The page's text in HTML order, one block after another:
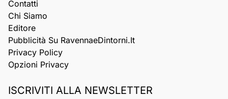
Contatti
Chi Siamo
Editore
Pubblicità Su RavennaeDintorni.it
Privacy Policy
Opzioni Privacy
ISCRIVITI ALLA NEWSLETTER